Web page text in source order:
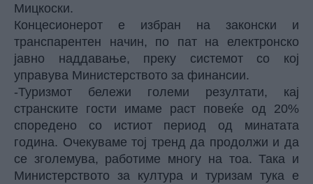
Мицкоски.
Концесионерот е избран на законски и
транспарентен начин, по пат на електронско
јавно наддавање, преку системот со кој
управува Министерството за финансии.
-Туризмот бележи големи резултати, кај
странските гости имаме раст повеќе од 20%
споредено со истиот период од минатата
година. Очекуваме тој тренд да продолжи и да
се зголемува, работиме многу на тоа. Така и
Министерството за култура и туризам тука е